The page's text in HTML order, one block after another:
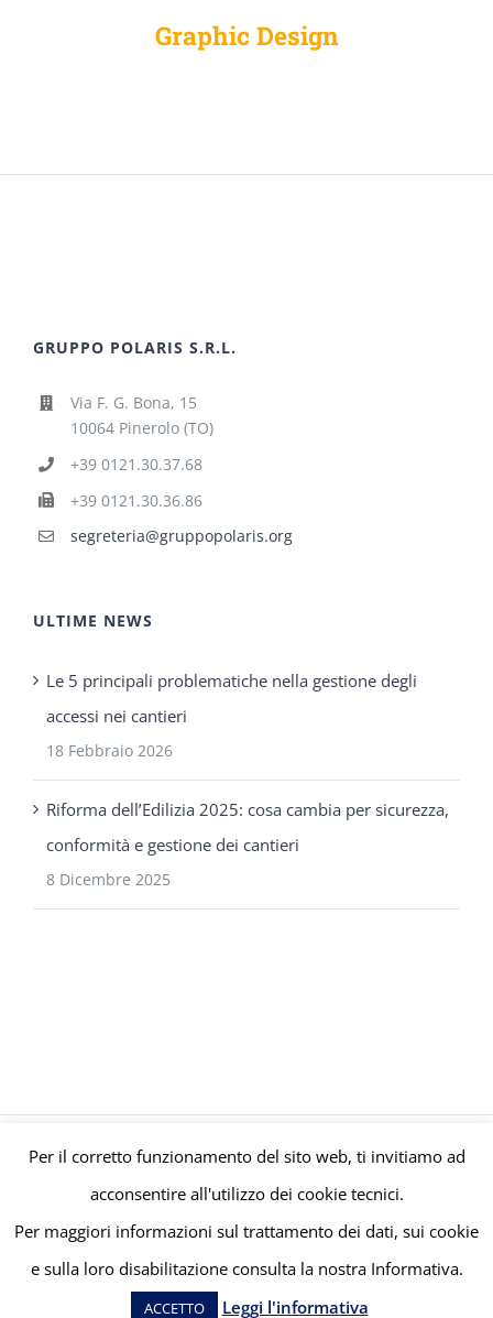
Graphic Design
GRUPPO POLARIS S.R.L.
Via F. G. Bona, 15
10064 Pinerolo (TO)
+39 0121.30.37.68
+39 0121.30.36.86
segreteria@gruppopolaris.org
ULTIME NEWS
Le 5 principali problematiche nella gestione degli
accessi nei cantieri
18 Febbraio 2026
Riforma dell’Edilizia 2025: cosa cambia per sicurezza,
conformità e gestione dei cantieri
8 Dicembre 2025
© Gruppo Polaris P.IVA C.F. Iscriz. CCIAA 08671820010 |Privacy e
Cookie Policy | Powered bymeltingmedia.it
FacebookLinkedInYouTube
Per il corretto funzionamento del sito web, ti invitiamo ad
acconsentire all'utilizzo dei cookie tecnici.
Per maggiori informazioni sul trattamento dei dati, sui cookie
e sulla loro disabilitazione consulta la nostra Informativa.
ACCETTO Leggi l'informativa